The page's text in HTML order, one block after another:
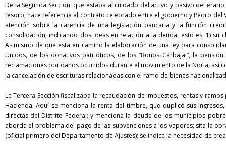
De la Segunda Sección, que estaba al cuidado del activo y pasivo del
tesoro; hace referencia al contrato celebrado entre el gobierno y Pedro
atención sobre la carencia de una legislación bancaria y la función
consolidación; indicando dos ideas en relación a la deuda, esto es: 1)
Asimismo de que esta en camino la elaboración de una ley para
Unidos, de los donativos patrióticos, de los “Bonos Carbajal”, la
reclamaciones por daños ocurridos durante el movimiento de la Noria, así
la cancelación de escrituras relacionadas con el ramo de bienes
La Tercera Sección fiscalizaba la recaudación de impuestos, rentas y
Hacienda. Aquí se menciona la renta del timbre, que duplicó sus
directas del Distrito Federal; y menciona la deuda de los municipios
aborda el problema del pago de las subvenciones a los vapores; sita la
(oficial primero del Departamento de Ajustes); se indica la necesidad de